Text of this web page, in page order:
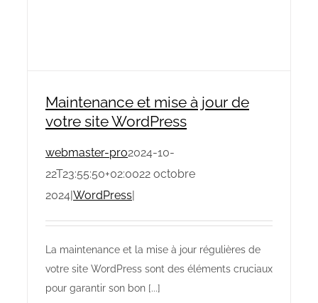
Maintenance et mise à jour de
votre site WordPress
webmaster-pro2024-10-
22T23:55:50+02:0022 octobre
2024|WordPress|
La maintenance et la mise à jour régulières de
votre site WordPress sont des éléments cruciaux
pour garantir son bon [...]